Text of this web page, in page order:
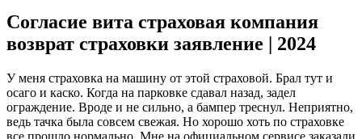
Согласие вита страховая компания
возврат страховки заявление | 2024
У меня страховка на машину от этой страховой. Брал тут и
осаго и каско. Когда на парковке сдавал назад, задел
ограждение. Вроде и не сильно, а бампер треснул. Неприятно,
ведь тачка была совсем свежая. Но хорошо хоть по страховке
все прошло нормально. Мне на официальном сервисе заказали